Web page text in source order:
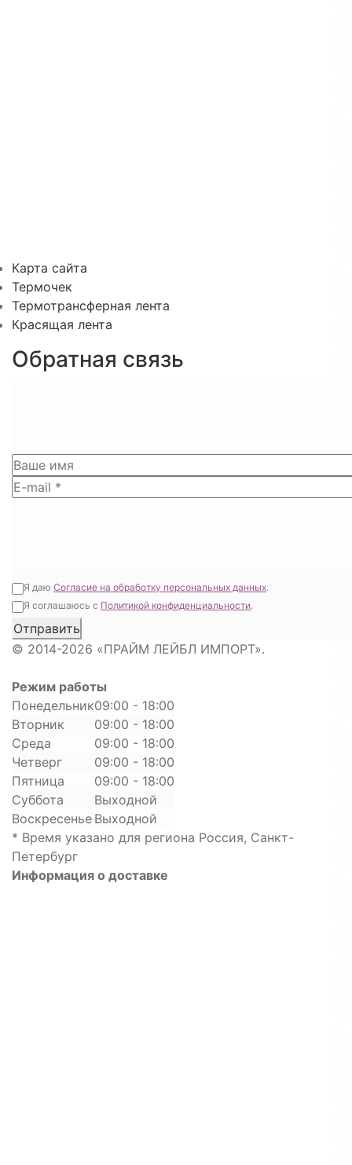
Карта сайта
Термочек
Термотрансферная лента
Красящая лента
Обратная связь
Я даю Согласие на обработку персональных данных.
Я соглашаюсь с Политикой конфиденциальности.
© 2014-2026 «ПРАЙМ ЛЕЙБЛ ИМПОРТ».
Режим работы
Понедельник09:00 - 18:00
Вторник
09:00 - 18:00
Среда
09:00 - 18:00
Четверг
09:00 - 18:00
Пятница
09:00 - 18:00
Суббота
Выходной
Воскресенье Выходной
* Время указано для региона Россия, Санкт-
Петербург
Информация о доставке